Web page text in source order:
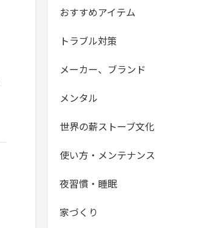
おすすめアイテム
トラブル対策
メーカー、ブランド
メンタル
世界の薪ストーブ文化
使い方・メンテナンス
夜習慣・睡眠
家づくり